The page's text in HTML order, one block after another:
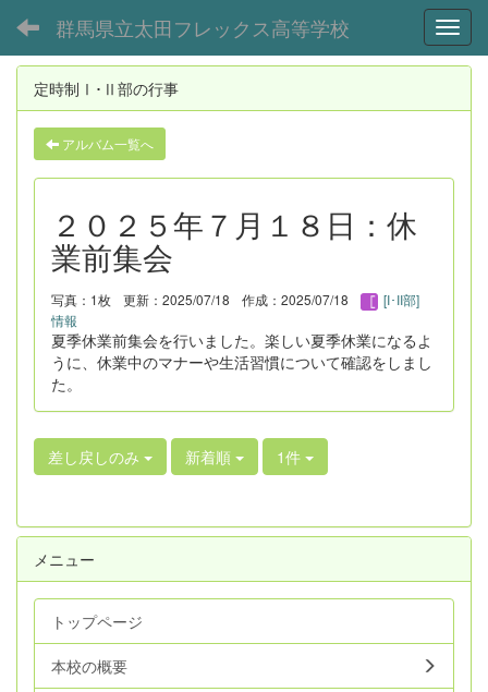
群馬県立太田フレックス高等学校
定時制Ⅰ･Ⅱ部の行事
アルバム一覧へ
２０２５年７月１８日：休
業前集会
写真：1枚 更新：2025/07/18 作成：2025/07/18
[I･II部]
情報
夏季休業前集会を行いました。楽しい夏季休業になるよ
うに、休業中のマナーや生活習慣について確認をしまし
た。
差し戻しのみ 新着順 1件
メニュー
トップページ
本校の概要